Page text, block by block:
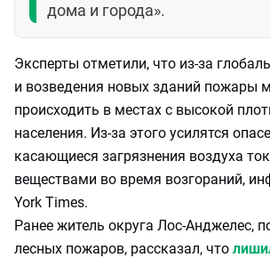
дома и города».
Эксперты отметили, что из-за
и возведения новых зданий пожары
происходить в местах с высокой
населения. Из-за этого усилятся
касающиеся загрязнения воздуха
веществами во время возгораний,
York Times.
Ранее житель округа Лос-Анджелес,
лесных пожаров, рассказал, что